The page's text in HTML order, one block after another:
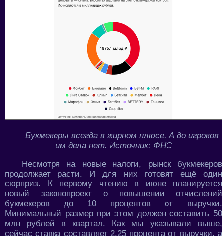
Букмекеры всегда в жирном плюсе. А до игроков
им дела нет. Источник: ФНС
Несмотря на новые налоги, рынок букмекеров
продолжает расти. И для них готовят ещё один
сюрприз. К первому чтению в июне планируется
новый законопроект о повышении отчислений
букмекеров до 10 процентов от выручки.
Минимальный размер при этом должен составить 50
млн рублей в квартал. Как мы указывали выше,
сейчас ставка составляет 2,25 процента от выручки, а